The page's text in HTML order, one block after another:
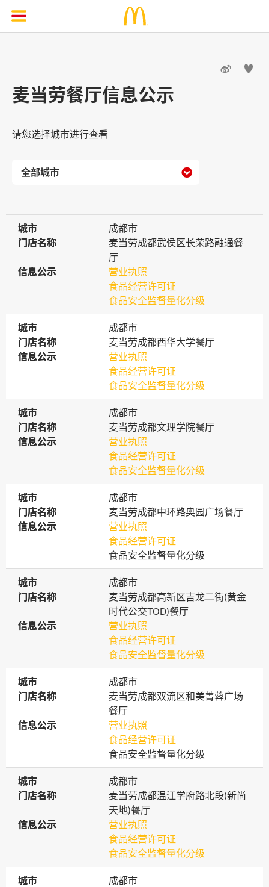
 
麦当劳餐厅信息公示
请您选择城市进行查看

城市
城市
成都市
门店名称
门店名称
麦当劳成都武侯区长荣路融通餐
厅
信息公示
信息公示
营业执照
食品经营许可证
食品安全监督量化分级
城市
城市
成都市
门店名称
门店名称
麦当劳成都西华大学餐厅
信息公示
信息公示
营业执照
食品经营许可证
食品安全监督量化分级
城市
城市
成都市
门店名称
门店名称
麦当劳成都文理学院餐厅
信息公示
信息公示
营业执照
食品经营许可证
食品安全监督量化分级
城市
城市
成都市
门店名称
门店名称
麦当劳成都中环路奥园广场餐厅
信息公示
信息公示
营业执照
食品经营许可证
食品安全监督量化分级
城市
城市
成都市
门店名称
门店名称
麦当劳成都高新区吉龙二街(黄金
时代公交TOD)餐厅
信息公示
信息公示
营业执照
食品经营许可证
食品安全监督量化分级
城市
城市
成都市
门店名称
门店名称
麦当劳成都双流区和美菁蓉广场
餐厅
信息公示
信息公示
营业执照
食品经营许可证
食品安全监督量化分级
城市
城市
成都市
门店名称
门店名称
麦当劳成都温江学府路北段(新尚
天地)餐厅
信息公示
信息公示
营业执照
食品经营许可证
食品安全监督量化分级
城市
城市
成都市